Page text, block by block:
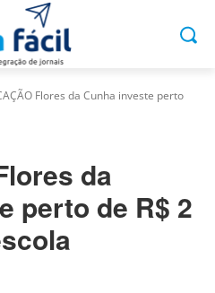
Flores da Cunha investe perto
da
perto de R$ 2